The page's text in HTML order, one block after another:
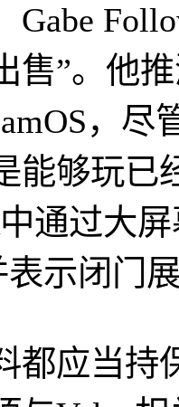
Gabe
售”。他
，
能够玩已
通过大屏
表示闭门
都应当持